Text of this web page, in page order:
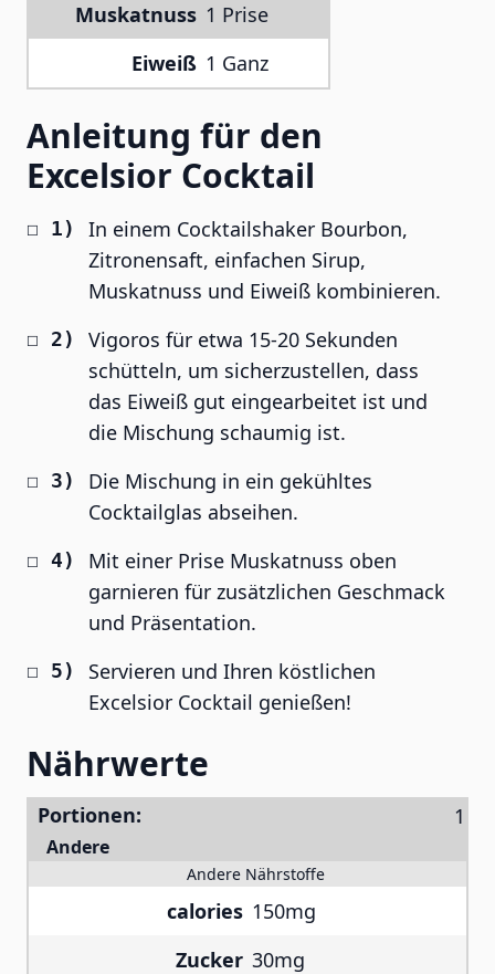
Muskatnuss 1 Prise
Eiweiß 1 Ganz
Anleitung für den
Excelsior Cocktail
In einem Cocktailshaker Bourbon,
Zitronensaft, einfachen Sirup,
Muskatnuss und Eiweiß kombinieren.
Vigoros für etwa 15-20 Sekunden
schütteln, um sicherzustellen, dass
das Eiweiß gut eingearbeitet ist und
die Mischung schaumig ist.
Die Mischung in ein gekühltes
Cocktailglas abseihen.
Mit einer Prise Muskatnuss oben
garnieren für zusätzlichen Geschmack
und Präsentation.
Servieren und Ihren köstlichen
Excelsior Cocktail genießen!
Nährwerte
Portionen:
Andere
Andere Nährstoffe
calories 150mg
Zucker 30mg